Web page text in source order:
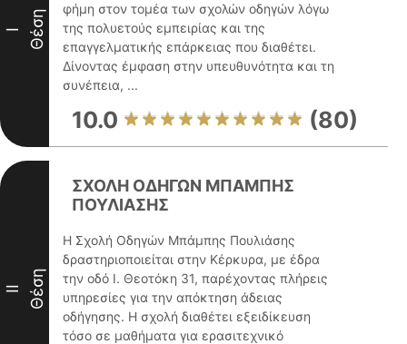
I Θέση
φήμη στον τομέα των σχολών οδηγών λόγω
της πολυετούς εμπειρίας και της
επαγγελματικής επάρκειας που διαθέτει.
Δίνοντας έμφαση στην υπευθυνότητα και τη
συνέπεια, ...
10.0 (80)
II Θέση
ΣΧΟΛΗ ΟΔΗΓΩΝ ΜΠΑΜΠΗΣ
ΠΟΥΛΙΑΣΗΣ
Η Σχολή Οδηγών Μπάμπης Πουλιάσης
δραστηριοποιείται στην Κέρκυρα, με έδρα
την οδό Ι. Θεοτόκη 31, παρέχοντας πλήρεις
υπηρεσίες για την απόκτηση άδειας
οδήγησης. Η σχολή διαθέτει εξειδίκευση
τόσο σε μαθήματα για ερασιτεχνικό